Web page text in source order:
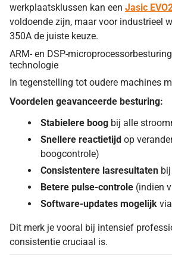
werkplaatsklussen kan een Jasic
voldoende zijn, maar voor industrieel
350A de juiste keuze.
ARM- en DSP-
technologie
In tegenstelling tot oudere machines
Voordelen geavanceerde besturing:
Stabielere boog bij alle
Snellere reactietijd op
boogcontrole)
Consistentere lasresultaten
Betere pulse-controle (indien
Software-updates mogelijk
Dit merk je vooral bij intensief
consistentie cruciaal is.